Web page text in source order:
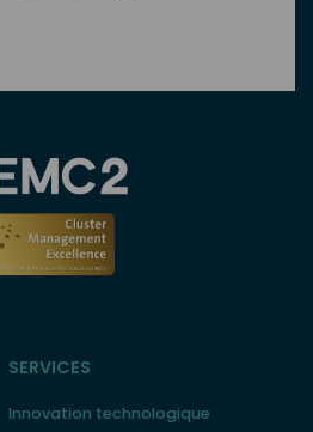
SERVICES
Innovation technologique